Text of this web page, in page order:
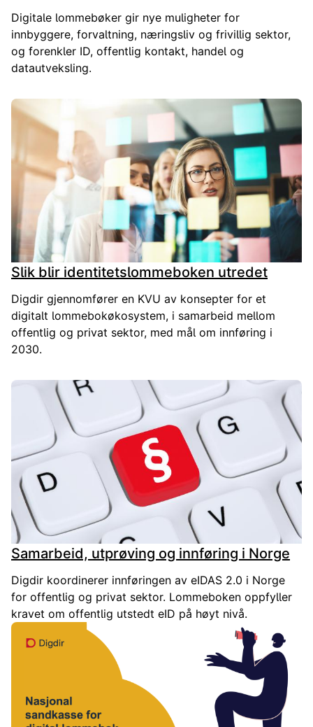
Digitale lommebøker gir nye muligheter for
innbyggere, forvaltning, næringsliv og frivillig sektor,
og forenkler ID, offentlig kontakt, handel og
datautveksling.
Slik blir identitetslommeboken utredet
Digdir gjennomfører en KVU av konsepter for et
digitalt lommebokøkosystem, i samarbeid mellom
offentlig og privat sektor, med mål om innføring i
2030.
Samarbeid, utprøving og innføring i Norge
Digdir koordinerer innføringen av eIDAS 2.0 i Norge
for offentlig og privat sektor. Lommeboken oppfyller
kravet om offentlig utstedt eID på høyt nivå.